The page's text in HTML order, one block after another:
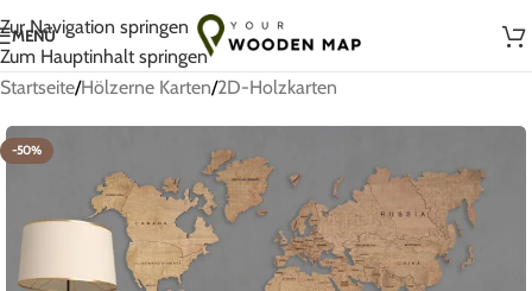
Zur Navigation springen
Zum Hauptinhalt springen
Handgefertigt mit Liebe in Litauen
MENÜ
Startseite/Hölzerne Karten/2D-Holzkarten
-50%